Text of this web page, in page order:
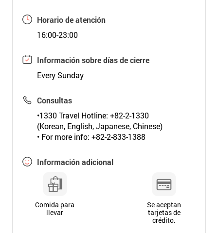
Horario de atención
16:00-23:00
Información sobre días de cierre
Every Sunday
Consultas
•1330 Travel Hotline: +82-2-1330
(Korean, English, Japanese, Chinese)
• For more info: +82-2-833-1388
Información adicional
Comida para
llevar
Se aceptan
tarjetas de
crédito.